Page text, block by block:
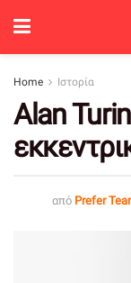
Home Ιστορία
Alan
από Prefer